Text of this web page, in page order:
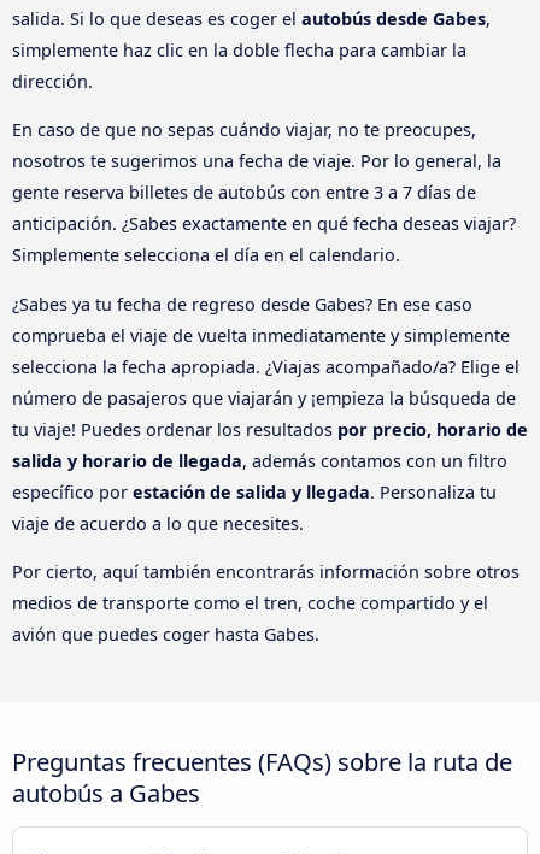
salida. Si lo que deseas es coger el autobús desde Gabes,
simplemente haz clic en la doble flecha para cambiar la
dirección.
En caso de que no sepas cuándo viajar, no te preocupes,
nosotros te sugerimos una fecha de viaje. Por lo general, la
gente reserva billetes de autobús con entre 3 a 7 días de
anticipación. ¿Sabes exactamente en qué fecha deseas viajar?
Simplemente selecciona el día en el calendario.
¿Sabes ya tu fecha de regreso desde Gabes? En ese caso
comprueba el viaje de vuelta inmediatamente y simplemente
selecciona la fecha apropiada. ¿Viajas acompañado/a? Elige el
número de pasajeros que viajarán y ¡empieza la búsqueda de
tu viaje! Puedes ordenar los resultados por precio, horario de
salida y horario de llegada, además contamos con un filtro
específico por estación de salida y llegada. Personaliza tu
viaje de acuerdo a lo que necesites.
Por cierto, aquí también encontrarás información sobre otros
medios de transporte como el tren, coche compartido y el
avión que puedes coger hasta Gabes.
Preguntas frecuentes (FAQs) sobre la ruta de
autobús a Gabes